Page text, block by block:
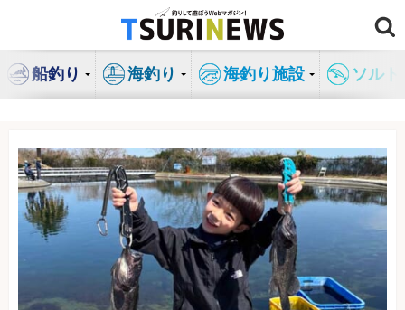
ン
船釣り 海釣り 海釣り施設 ソル